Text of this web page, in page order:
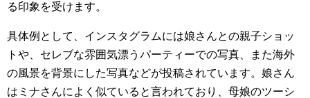
る印象を受けます。
具体例として、インスタグラムには娘さんとの親子ショッ
トや、セレブな雰囲気漂うパーティーでの写真、また海外
の風景を背景にした写真などが投稿されています。娘さん
はミナさんによく似ていると言われており、母娘のツーシ